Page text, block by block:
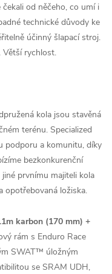
od něčeho, co umí i
technické důvody ke
účinný šlapací stroj.
Větší rychlost.
kola jsou stavěná
terénu. Specialized
podporu a komunitu, díky
bezkonkurenční
prvnímu majiteli kola
opotřebovaná ložiska.
karbon (170 mm) +
rám s Enduro Race
SWAT™ úložným
se SRAM UDH,